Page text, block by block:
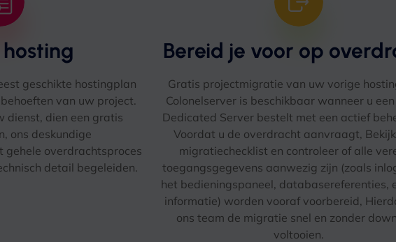
geschikte hostingplan
van uw project.
dienst, dien een gratis
ons deskundige
gehele overdrachtsproces
detail begeleiden.
Bereid je voor op
Gratis projectmigratie van uw vorige
Colonelserver is beschikbaar wanneer u een
Dedicated Server bestelt met een actief
Voordat u de overdracht aanvraagt,
migratiechecklist en controleer of alle
toegangsgegevens aanwezig zijn (zoals
het bedieningspaneel, databasereferenties,
informatie) worden vooraf voorbereid,
ons team de migratie snel en zonder
voltooien.